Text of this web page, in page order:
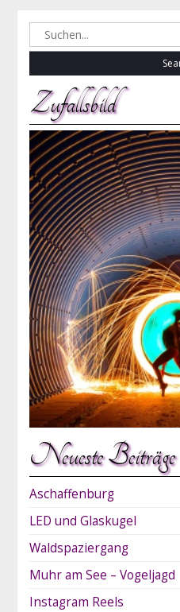
Search
for:
Zufallsbild
Neueste Beiträge
Aschaffenburg
LED und Glaskugel
Waldspaziergang
Muhr am See – Vogeljagd
Instagram Reels